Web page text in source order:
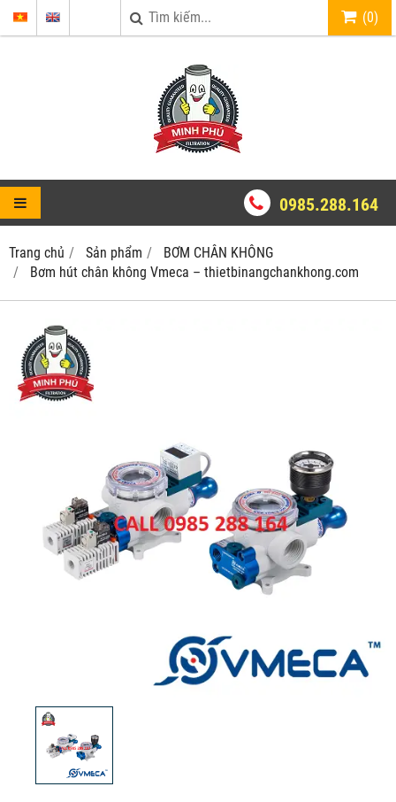
(0)
0985.288.164
Trang chủ Sản phẩm
BƠM CHÂN KHÔNG
Bơm hút chân không Vmeca – thietbinangchankhong.com